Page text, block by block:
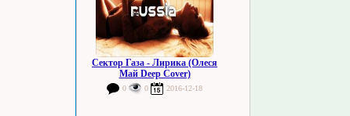
Сектор Газа - Лирика (Олеся
Май Deep Cover)
0 0 2016-12-18